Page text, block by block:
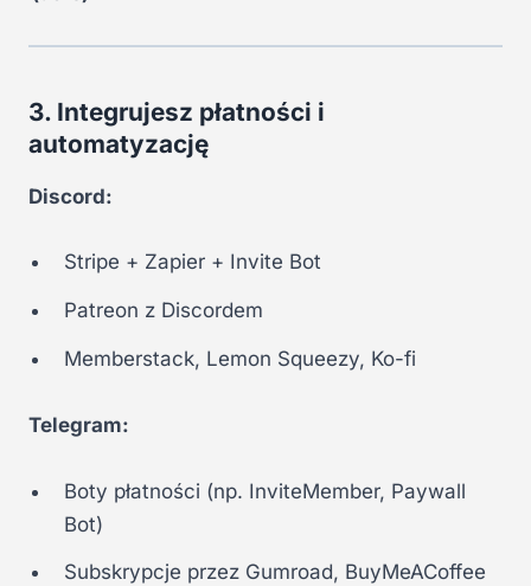
3. Integrujesz płatności i
automatyzację
Discord:
Stripe + Zapier + Invite Bot
Patreon z Discordem
Memberstack, Lemon Squeezy, Ko-fi
Telegram:
Boty płatności (np. InviteMember, Paywall
Bot)
Subskrypcje przez Gumroad, BuyMeACoffee